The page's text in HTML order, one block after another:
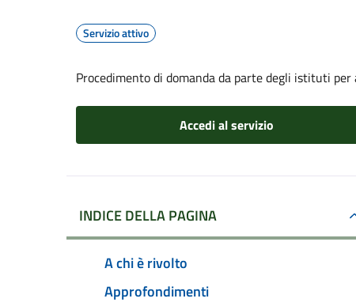
Servizio attivo
Procedimento di domanda da parte degli istituti
Accedi al servizio
INDICE DELLA PAGINA
A chi è rivolto
Approfondimenti